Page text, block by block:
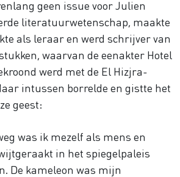
geen issue voor Julien
literatuurwetenschap, maakte
als leraar en werd schrijver van
waarvan de eenakter Hotel
werd met de El Hizjra-
intussen borrelde en gistte het
geest:
was ik mezelf als mens en
in het spiegelpaleis
De kameleon was mijn